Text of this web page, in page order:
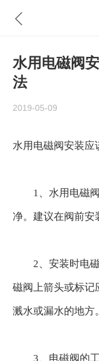
水用电磁阀
法
2019-05-09
水用电磁阀安装应
1、水用电磁阀
净。建议在阀前安
2、安装时电磁
磁阀上箭头或标记
溅水或漏水的地方。
3、电磁阀的工